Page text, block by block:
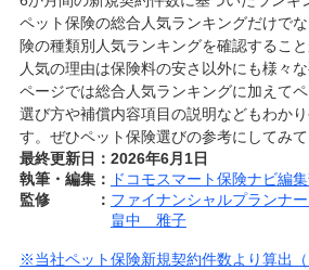
ペット保険の総合人気ランキングだけで
険の種類別人気ランキングを確認すること
人気の理由は保険料の安さ以外にも様々
ページでは総合人気ランキングに加えて
選び方や補償内容項目の説明などもわか
す。ぜひペット保険選びの参考にしてみて
最終更新日
2026年6月1日
執筆・編集
ドコモスマート保険ナビ編
監修
ファイナンシャルプランナー
畠中 雅子
※当社ペット保険新規契約件数より算出